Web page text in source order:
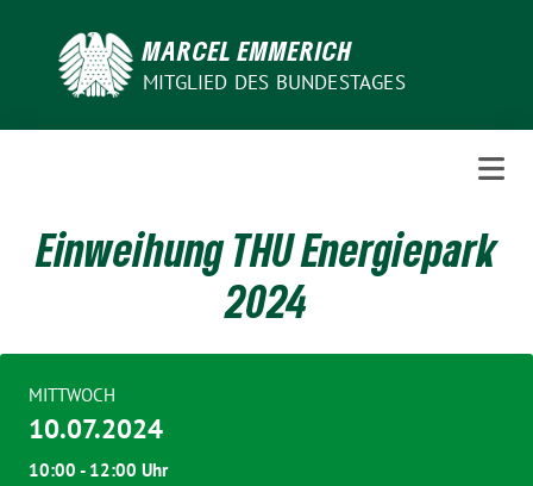
MARCEL EMMERICH
MITGLIED DES BUNDESTAGES
Einweihung THU Energiepark
2024
MITTWOCH
10.07.2024
10:00 - 12:00 Uhr